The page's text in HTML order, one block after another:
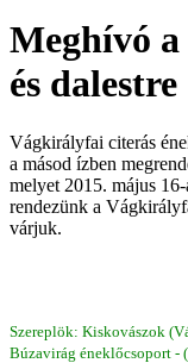
Meghívó
és dalestre
Vágkirályfai citerás
a másod ízben
melyet 2015. május
rendezünk a
várjuk.
Szereplök: Kiskovászok
Búzavirág éneklőcsoport -